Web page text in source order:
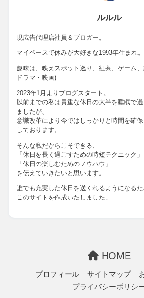
ルルル
現広告代理店社員＆ブロガー。
マイペースで休みが大好きな1993年生まれ。
趣味は、映えスポット巡り、紅茶、ゲーム、
ドラマ・映画)
2023年1月よりブログスタート。
以前までの私は貴重な休日の大半を睡眠で
ましたが、
意識改革により今ではしっかりと時間を確
しております。
そんな私だからこそできる、
「休日を長く過ごすための時短テクニック」
「休日の楽しむためのノウハウ」
を伝えていきたいと思います。
誰でも充実した休日を送くれるようになるた
このサイトを作成いたしました。
HOME
プロフィール サイトマップ
プライバシーポリシ